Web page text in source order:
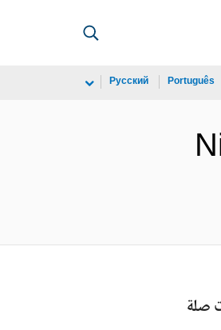
Português
Русский
صلة